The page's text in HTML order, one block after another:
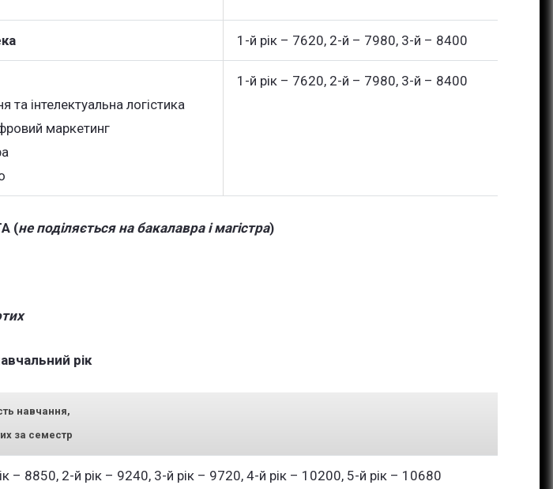
1-й рік – 7620, 2-й – 7980, 3-й – 8400
інтелектуальна логістика
маркетинг
1-й рік – 7620, 2-й – 7980, 3-й – 8400
(не поділяється на бакалавра і магістра)
рік
навчання,
за семестр
– 8850, 2-й рік – 9240, 3-й рік – 9720, 4-й рік – 10200, 5-й рік – 10680